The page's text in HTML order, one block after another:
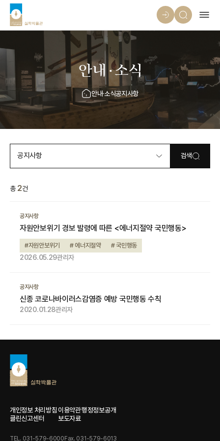
안내·소식
안내·소식공지사항
공지사항 검색
총 2건
공지사항
자원안보위기 경보 발령에 따른 <에너지절약 국민행동>
#자원안보위기 # 에너지절약 # 국민행동
2026.05.29관리자
공지사항
신종 코로나바이러스감염증 예방 국민행동 수칙
2020.01.28관리자
개인정보 처리방침 이용약관행정정보공개
클린신고센터
보도자료
TEL. 031-579-6000Fax. 031-579-6013